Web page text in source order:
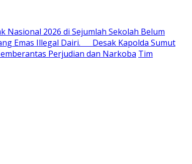
Nasional 2026 di Sejumlah Sekolah Belum
Emas Illegal Dairi. Desak Kapolda Sumut
Perjudian dan Narkoba Tim